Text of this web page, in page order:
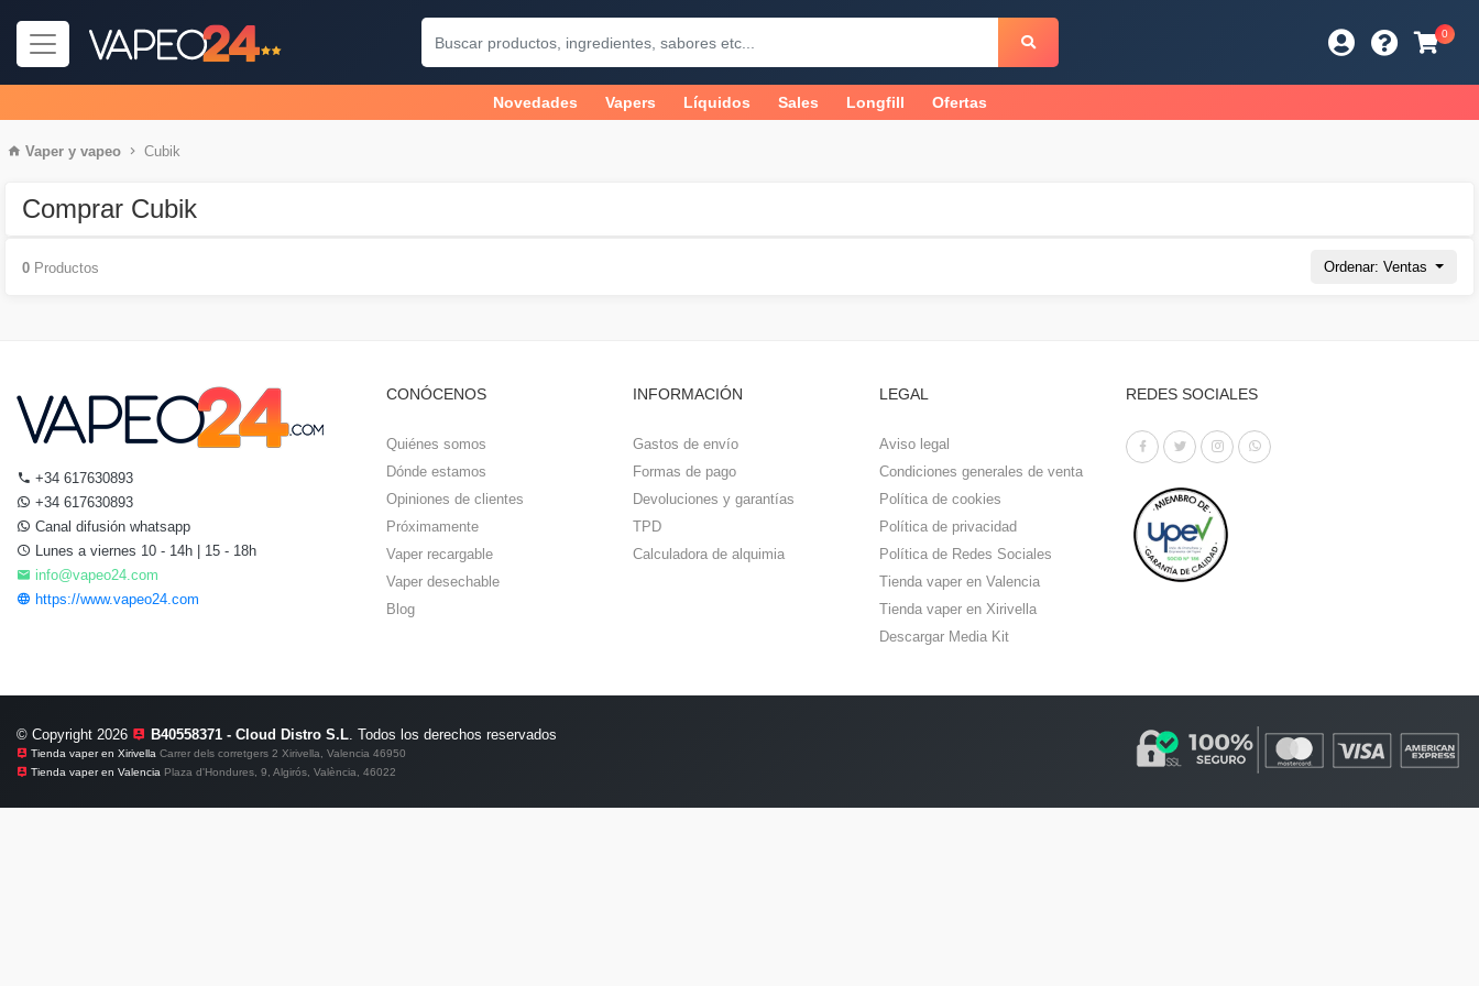
0
Novedades Vapers Líquidos Sales Longfill Ofertas
Vaper y vapeo Cubik
Comprar Cubik
Ordenar: Ventas
0 Productos
+34 617630893
+34 617630893
Canal difusión whatsapp
Lunes a viernes 10 - 14h | 15 - 18h
info@vapeo24.com
https://www.vapeo24.com
CONÓCENOS
Quiénes somos
Dónde estamos
Opiniones de clientes
Próximamente
Vaper recargable
Vaper desechable
Blog
INFORMACIÓN
Gastos de envío
Formas de pago
Devoluciones y garantías
TPD
Calculadora de alquimia
LEGAL
Aviso legal
Condiciones generales de venta
Política de cookies
Política de privacidad
Política de Redes Sociales
Tienda vaper en Valencia
Tienda vaper en Xirivella
Descargar Media Kit
REDES SOCIALES
© Copyright 2026 B40558371 - Cloud Distro S.L. Todos los derechos reservados
Tienda vaper en Xirivella Carrer dels corretgers 2 Xirivella, Valencia 46950
Tienda vaper en Valencia Plaza d'Hondures, 9, Algirós, València, 46022